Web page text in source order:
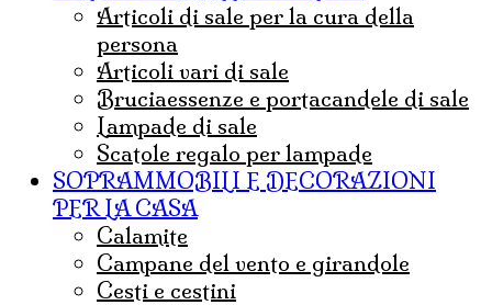
articoli di sale per la cura della
persona
articoli vari di sale
bruciaessenze e portacandele di sale
lampade di sale
Scatole regalo per lampade
SOPRAMMOBILI E DECORAZIONI
PER LA CASA
calamite
campane del vento e girandole
cesti e cestini